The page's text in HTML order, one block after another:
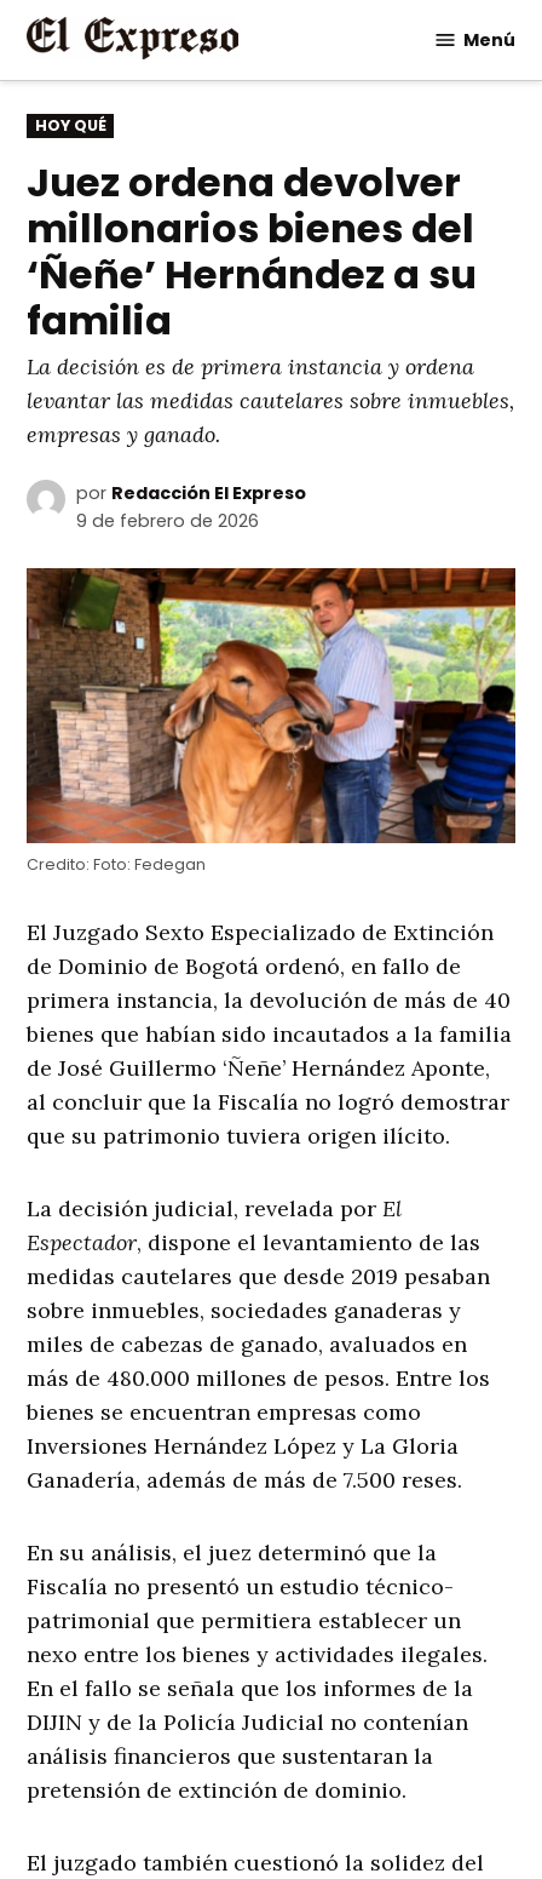
Saltar
contenido
Menú
PUBLICADO
EN
HOY QUÉ
Juez ordena devolver
millonarios bienes del
‘Ñeñe’ Hernández a su
familia
La decisión es de primera instancia y ordena
levantar las medidas cautelares sobre inmuebles,
empresas y ganado.
por Redacción El Expreso
9 de febrero de 2026
Credito: Foto: Fedegan
El Juzgado Sexto Especializado de Extinción
de Dominio de Bogotá ordenó, en fallo de
primera instancia, la devolución de más de 40
bienes que habían sido incautados a la familia
de José Guillermo ‘Ñeñe’ Hernández Aponte,
al concluir que la Fiscalía no logró demostrar
que su patrimonio tuviera origen ilícito.
La decisión judicial, revelada porEl
Espectador, dispone el levantamiento de las
medidas cautelares que desde 2019 pesaban
sobre inmuebles, sociedades ganaderas y
miles de cabezas de ganado, avaluados en
más de 480.000 millones de pesos. Entre los
bienes se encuentran empresas como
Inversiones Hernández López y La Gloria
Ganadería, además de más de 7.500 reses.
En su análisis, el juez determinó que la
Fiscalía no presentó un estudio técnico-
patrimonial que permitiera establecer un
nexo entre los bienes y actividades ilegales.
En el fallo se señala que los informes de la
DIJIN y de la Policía Judicial no contenían
análisis financieros que sustentaran la
pretensión de extinción de dominio.
El juzgado también cuestionó la solidez del